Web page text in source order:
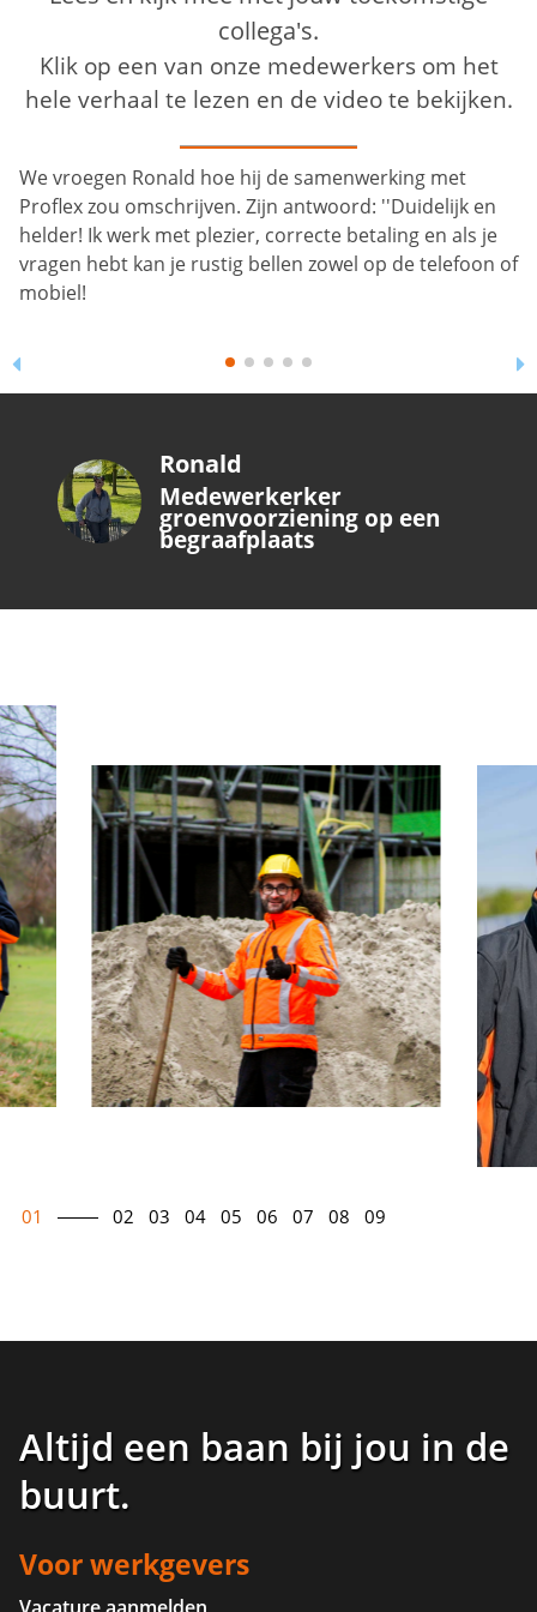
collega's.
Klik op een van onze medewerkers om het
hele verhaal te lezen en de video te bekijken.
We vroegen Ronald hoe hij de samenwerking met
Proflex zou omschrijven. Zijn antwoord: ''Duidelijk en
helder! Ik werk met plezier, correcte betaling en als je
vragen hebt kan je rustig bellen zowel op de telefoon of
mobiel!
Ronald
Medewerkerker
groenvoorziening op een
begraafplaats
01 02 03 04 05 06 07 08 09
Altijd een baan bij jou in de
buurt.
Voor werkgevers